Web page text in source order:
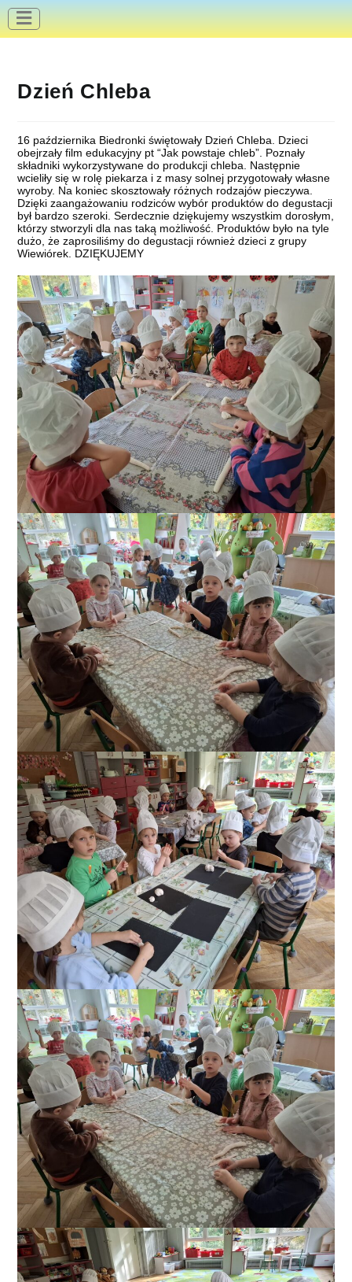
treści
Dzień Chleba
16 października Biedronki świętowały Dzień Chleba. Dzieci
obejrzały film edukacyjny pt “Jak powstaje chleb”. Poznały
składniki wykorzystywane do produkcji chleba. Następnie
wcieliły się w rolę piekarza i z masy solnej przygotowały własne
wyroby. Na koniec skosztowały różnych rodzajów pieczywa.
Dzięki zaangażowaniu rodziców wybór produktów do degustacji
był bardzo szeroki. Serdecznie dziękujemy wszystkim dorosłym,
którzy stworzyli dla nas taką możliwość. Produktów było na tyle
dużo, że zaprosiliśmy do degustacji również dzieci z grupy
Wiewiórek. DZIĘKUJEMY